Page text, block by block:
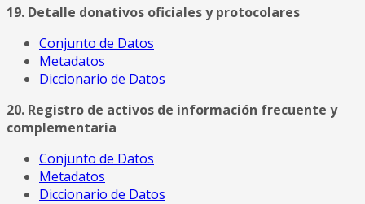
19. Detalle donativos oficiales y protocolares
Conjunto de Datos
Metadatos
Diccionario de Datos
20. Registro de activos de información frecuente y
complementaria
Conjunto de Datos
Metadatos
Diccionario de Datos